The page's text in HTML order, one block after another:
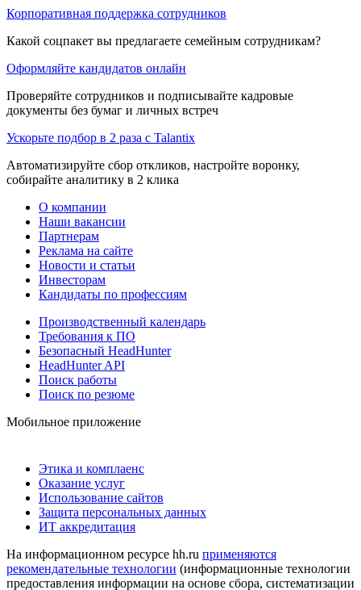
Корпоративная поддержка сотрудников
Какой соцпакет вы предлагаете семейным сотрудникам?
Оформляйте кандидатов онлайн
Проверяйте сотрудников и подписывайте кадровые
документы без бумаг и личных встреч
Ускорьте подбор в 2 раза с Talantix
Автоматизируйте сбор откликов, настройте воронку,
собирайте аналитику в 2 клика
О компании
Наши вакансии
Партнерам
Реклама на сайте
Новости и статьи
Инвесторам
Кандидаты по профессиям
Производственный календарь
Требования к ПО
Безопасный HeadHunter
HeadHunter API
Поиск работы
Поиск по резюме
Мобильное приложение
Этика и комплаенс
Оказание услуг
Использование сайтов
Защита персональных данных
ИТ аккредитация
На информационном ресурсе hh.ru применяются
рекомендательные технологии (информационные технологии
предоставления информации на основе сбора, систематизации